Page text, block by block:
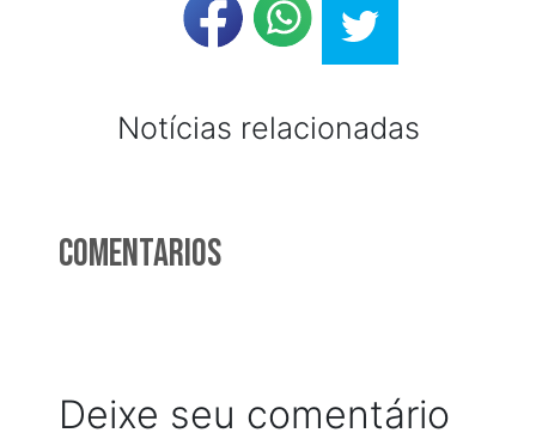
Notícias relacionadas
Comentarios
Deixe seu comentário